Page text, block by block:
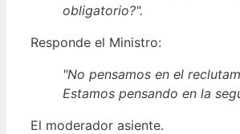
obligatorio?".
Responde el Ministro:
"No pensamos en el
Estamos pensando en la
El moderador asiente.